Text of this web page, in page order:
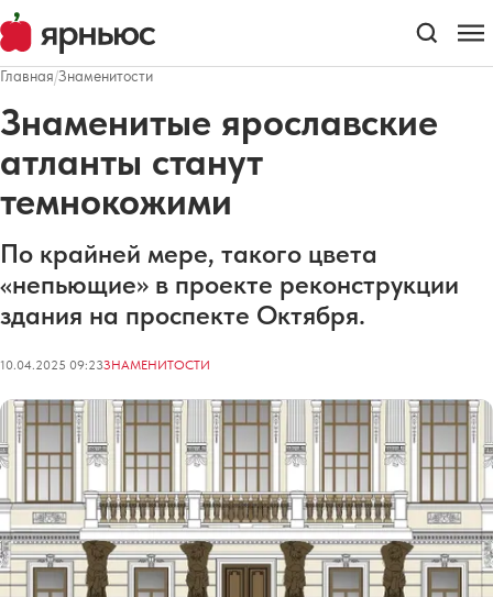
Главная/Знаменитости
Знаменитые ярославские
атланты станут
темнокожими
По крайней мере, такого цвета
«непьющие» в проекте реконструкции
здания на проспекте Октября.
10.04.2025 09:23ЗНАМЕНИТОСТИ